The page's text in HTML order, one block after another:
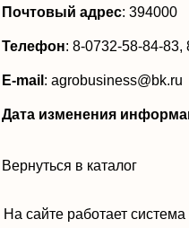
Почтовый адрес: 394000
Телефон: 8-0732-58-84-83,
E-mail: agrobusiness@bk.ru
Дата изменения
Вернуться в каталог
На сайте работает